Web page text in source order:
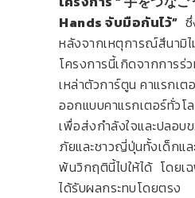
Hands จับมือกันไว้”
หลังจากเหตุการณ์สึนามิ
โครงการนี้เกิดจากการร่
เหล่าตัวการ์ตูน คาแรกเต
ออกแบบคาแรกเตอร์ทั่วโ
เพื่อส่งกำลังใจและปลอบ
ภัยและชาวญี่ปุ่นทั้งเด็กแ
พ้นวิกฤตินี้ไปให้ได้ โดยเ
ได้รับผลกระทบโดยตรง